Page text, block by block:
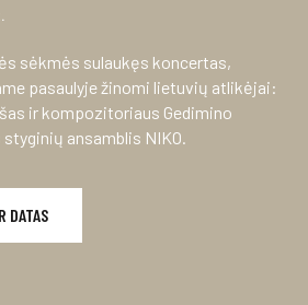
sėkmės sulaukęs koncertas,
pasaulyje žinomi lietuvių atlikėjai:
ir kompozitoriaus Gedimino
ansamblis NIKO.
DATAS